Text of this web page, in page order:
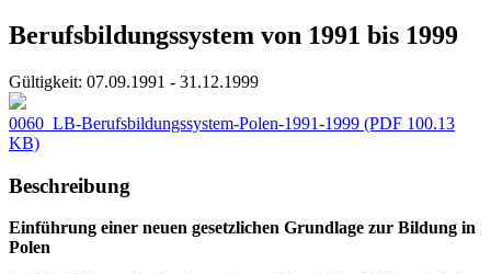
Berufsbildungssystem von 1991 bis 1999
Gültigkeit: 07.09.1991 - 31.12.1999
0060_LB-Berufsbildungssystem-Polen-1991-1999 (PDF 100.13
KB)
Beschreibung
Einführung einer neuen gesetzlichen Grundlage zur Bildung in
Polen